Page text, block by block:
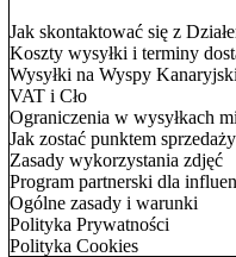
Jak skontaktować się z
Koszty wysyłki i terminy
Wysyłki na Wyspy
VAT i Cło
Ograniczenia w wysyłkach
Jak zostać punktem
Zasady wykorzystania zdjęć
Program partnerski dla
Ogólne zasady i warunki
Polityka Prywatności
Polityka Cookies